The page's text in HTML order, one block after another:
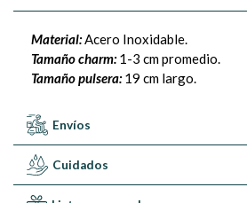
Material:Acero Inoxidable.
Tamaño charm: 1-3 cm promedio.
Tamaño pulsera:19 cm largo.
Envíos
Cuidados